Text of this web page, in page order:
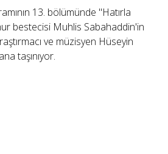
13. bölümünde "Hatırla
bestecisi Muhlis Sabahaddin'in
ve müzisyen Hüseyin
taşınıyor.